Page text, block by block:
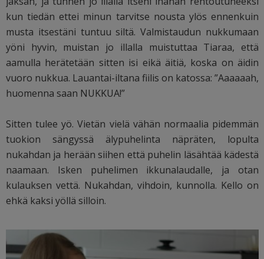
kun tiedän ettei minun tarvitse nousta ylös ennenkuin
musta itsestäni tuntuu siltä. Valmistaudun nukkumaan
yöni hyvin, muistan jo illalla muistuttaa Tiaraa, että
aamulla herätetään sitten isi eikä äitiä, koska on äidin
vuoro nukkua. Lauantai-iltana fiilis on katossa: ”Aaaaaah,
huomenna saan NUKKUA!”
Sitten tulee yö. Vietän vielä vähän normaalia pidemmän
tuokion sängyssä älypuhelinta näpräten, lopulta
nukahdan ja herään siihen että puhelin läsähtää kädestä
naamaan. Isken puhelimen ikkunalaudalle, ja otan
kulauksen vettä. Nukahdan, vihdoin, kunnolla. Kello on
ehkä kaksi yöllä silloin.